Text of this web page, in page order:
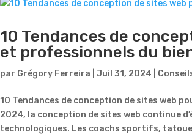
10 Tendances de
et professionnels du
par Grégory Ferreira |Juil 31, 2024
10 Tendances de conception de sites web
2024, la conception de sites web continue
technologiques. Les coachs sportifs,